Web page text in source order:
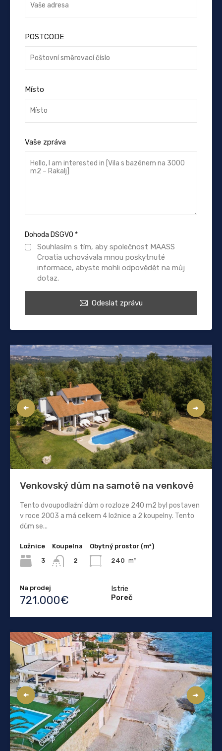
POSTCODE
Místo
Vaše zpráva
Dohoda DSGVO *
Souhlasím s tím, aby společnost MAASS
Croatia uchovávala mnou poskytnuté
informace, abyste mohli odpovědět na můj
dotaz.
Odeslat zprávu
Venkovský dům na samotě na venkově
Tento dvoupodlažní dům o rozloze 240 m2 byl postaven
v roce 2003 a má celkem 4 ložnice a 2 koupelny. Tento
dům se...
Ložnice
3
Koupelna
2
Obytný prostor (m²)
240 m²
Na prodej
721.000€
Istrie
Poreč